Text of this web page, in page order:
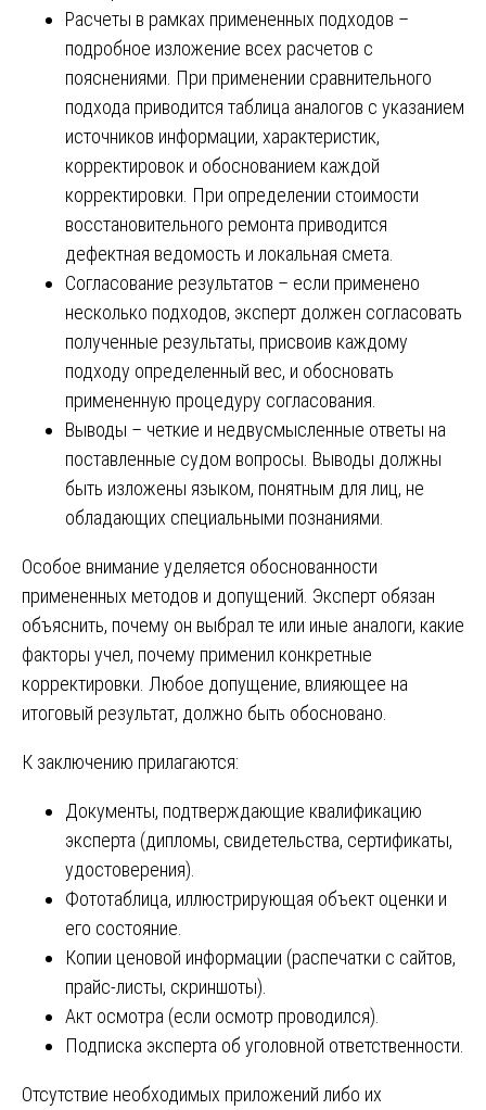
Расчеты в рамках примененных подходов –
подробное изложение всех расчетов с
пояснениями. При применении сравнительного
подхода приводится таблица аналогов с указанием
источников информации, характеристик,
корректировок и обоснованием каждой
корректировки. При определении стоимости
восстановительного ремонта приводится
дефектная ведомость и локальная смета.
Согласование результатов – если применено
несколько подходов, эксперт должен согласовать
полученные результаты, присвоив каждому
подходу определенный вес, и обосновать
примененную процедуру согласования.
Выводы – четкие и недвусмысленные ответы на
поставленные судом вопросы. Выводы должны
быть изложены языком, понятным для лиц, не
обладающих специальными познаниями.
Особое внимание уделяется обоснованности
примененных методов и допущений. Эксперт обязан
объяснить, почему он выбрал те или иные аналоги, какие
факторы учел, почему применил конкретные
корректировки. Любое допущение, влияющее на
итоговый результат, должно быть обосновано.
К заключению прилагаются:
Документы, подтверждающие квалификацию
эксперта (дипломы, свидетельства, сертификаты,
удостоверения).
Фототаблица, иллюстрирующая объект оценки и
его состояние.
Копии ценовой информации (распечатки с сайтов,
прайс-листы, скриншоты).
Акт осмотра (если осмотр проводился).
Подписка эксперта об уголовной ответственности.
Отсутствие необходимых приложений либо их